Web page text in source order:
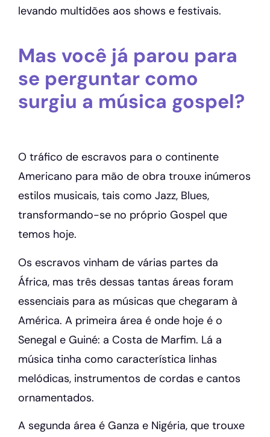
levando multidões aos shows e festivais.
Mas você já parou para
se perguntar como
surgiu a música gospel?
O tráfico de escravos para o continente
Americano para mão de obra trouxe inúmeros
estilos musicais, tais como Jazz, Blues,
transformando-se no próprio Gospel que
temos hoje.
Os escravos vinham de várias partes da
África, mas três dessas tantas áreas foram
essenciais para as músicas que chegaram à
América. A primeira área é onde hoje é o
Senegal e Guiné: a Costa de Marfim. Lá a
música tinha como característica linhas
melódicas, instrumentos de cordas e cantos
ornamentados.
A segunda área é Ganza e Nigéria, que trouxe